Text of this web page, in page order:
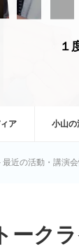
１
ア 小山の
近の活動・講演会
ーク